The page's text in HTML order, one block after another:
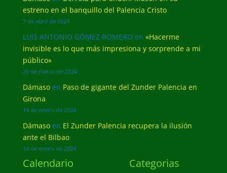
estreno en el banquillo del Palencia Cristo
7 de abril de 2024
LUIS ANTONIO GÓMEZ ROMERO en «Hacerme
invisible es lo que más impresiona y sorprende a mi
público»
20 de marzo de 2024
Dámasoen Paso de gigante del Zunder Palencia en
Girona
14 de enero de 2024
Dámasoen El Zunder Palencia recupera la ilusión
ante el Bilbao
14 de enero de 2024
Calendario Categorias